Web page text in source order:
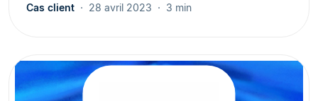
Cas client 28 avril 2023 3 min